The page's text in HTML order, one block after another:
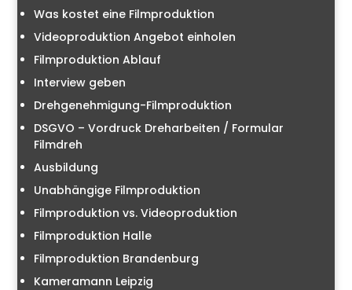
Was kostet eine Filmproduktion
Videoproduktion Angebot einholen
Filmproduktion Ablauf
Interview geben
Drehgenehmigung-Filmproduktion
DSGVO – Vordruck Dreharbeiten / Formular
Filmdreh
Ausbildung
Unabhängige Filmproduktion
Filmproduktion vs. Videoproduktion
Filmproduktion Halle
Filmproduktion Brandenburg
Kameramann Leipzig